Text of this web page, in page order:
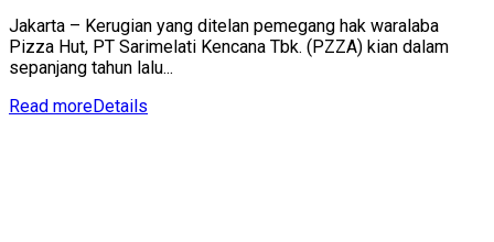
Jakarta – Kerugian yang ditelan pemegang hak waralaba
Pizza Hut, PT Sarimelati Kencana Tbk. (PZZA) kian dalam
sepanjang tahun lalu...
Read moreDetails